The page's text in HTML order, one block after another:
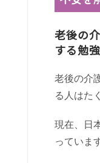
老後の
する勉
老後の介
る人はた
現在、日
っていま